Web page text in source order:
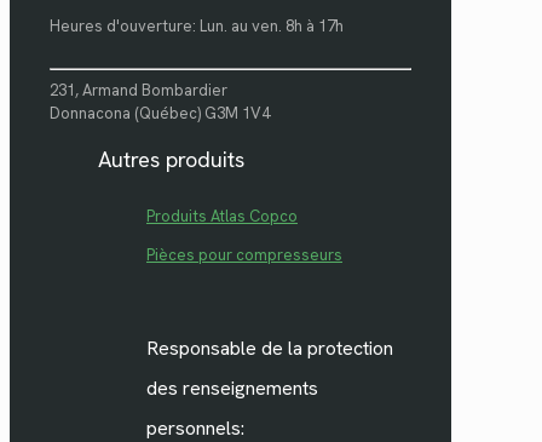
Heures d'ouverture: Lun. au ven. 8h à 17h
231, Armand Bombardier
Donnacona (Québec) G3M 1V4
Autres produits
Produits Atlas Copco
Pièces pour compresseurs
Responsable de la protection
des renseignements
personnels: